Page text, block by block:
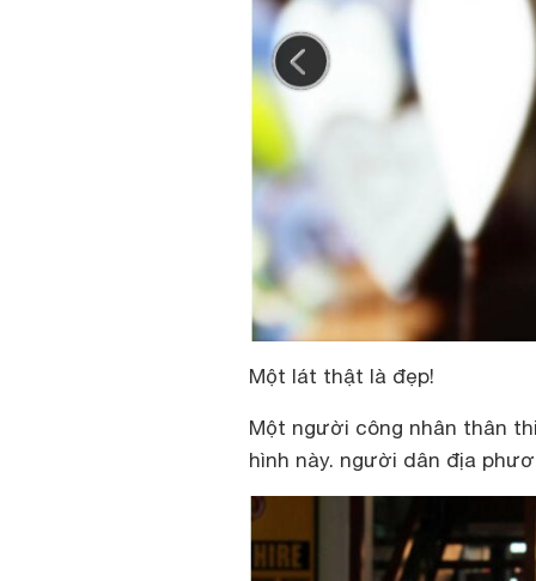
Một lát thật là đẹp!
Một người công nhân thân
hình này. người dân địa